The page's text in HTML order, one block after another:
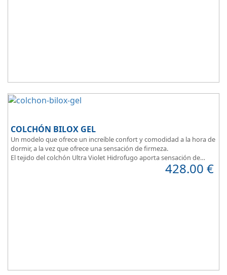
COLCHÓN BILOX GEL
Un modelo que ofrece un increíble confort y comodidad a la hora de
dormir, a la vez que ofrece una sensación de firmeza.
El tejido del colchón Ultra Violet Hidrofugo aporta sensación de
Sus capas de ViscoEnergy facilitan la relajación muscular y evita los
428.00 €